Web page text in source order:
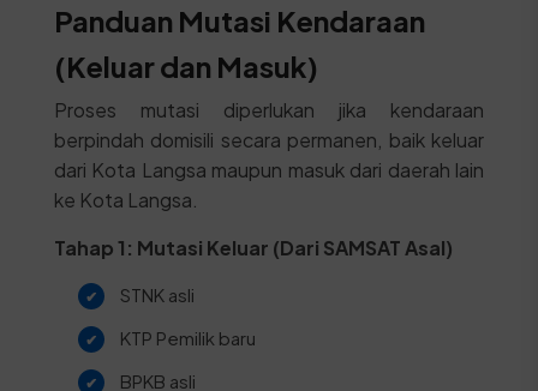
Panduan Mutasi Kendaraan
(Keluar dan Masuk)
Proses mutasi diperlukan jika kendaraan
berpindah domisili secara permanen, baik keluar
dari Kota Langsa maupun masuk dari daerah lain
ke Kota Langsa.
Tahap 1: Mutasi Keluar (Dari SAMSAT Asal)
STNK asli
KTP Pemilik baru
BPKB asli